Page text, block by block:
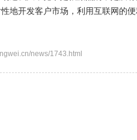
地开发客户市场，利用互联网的
news/1743.html